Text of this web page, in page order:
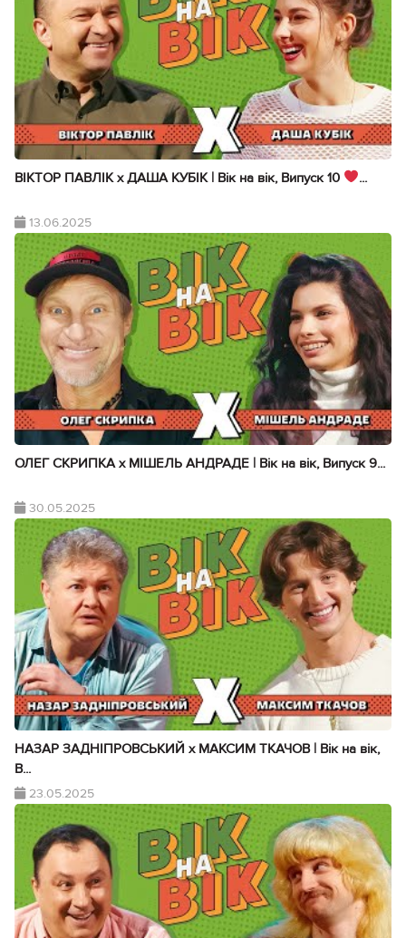
ВІКТОР ПАВЛІК х ДАША КУБІК | Вік на вік, Випуск 10 ...
13.06.2025
ОЛЕГ СКРИПКА х МІШЕЛЬ АНДРАДЕ | Вік на вік, Випуск 9...
30.05.2025
НАЗАР ЗАДНІПРОВСЬКИЙ х МАКСИМ ТКАЧОВ | Вік на вік,
В...
23.05.2025